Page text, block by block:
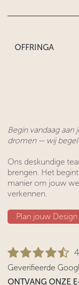
OFFRINGA
Begin vandaag aan
dromen — wij
Ons deskundige
brengen. Het
manier om jouw
verkennen.
Plan jouw
Geverifieerde
ONTVANG ONZE